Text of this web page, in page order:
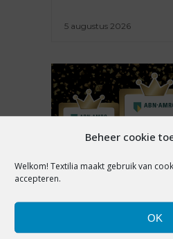
Beheer cookie
Welkom! Textilia maakt gebruik van
accepteren.
OK
5 augustus 2026